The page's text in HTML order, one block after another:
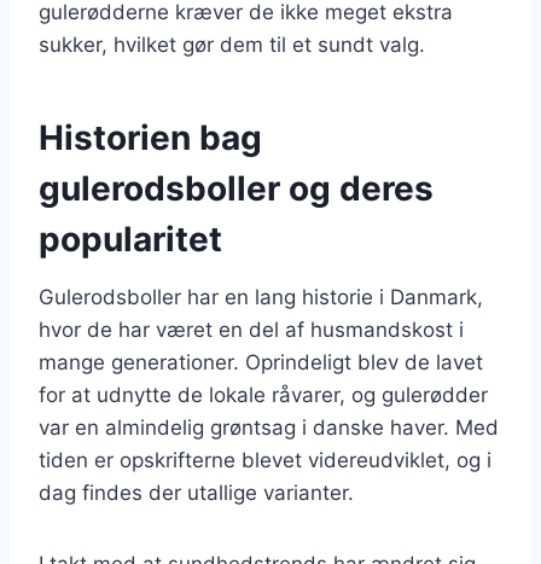
gulerødderne kræver de ikke meget ekstra
sukker, hvilket gør dem til et sundt valg.
Historien bag
gulerodsboller og deres
popularitet
Gulerodsboller har en lang historie i Danmark,
hvor de har været en del af husmandskost i
mange generationer. Oprindeligt blev de lavet
for at udnytte de lokale råvarer, og gulerødder
var en almindelig grøntsag i danske haver. Med
tiden er opskrifterne blevet videreudviklet, og i
dag findes der utallige varianter.